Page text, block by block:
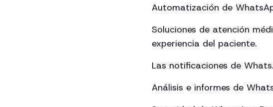
Automatización de
Soluciones de atención
experiencia del paciente.
Las notificaciones de
Análisis e informes de